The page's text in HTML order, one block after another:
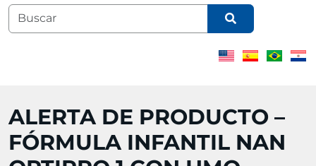
ALERTA DE PRODUCTO –
FÓRMULA INFANTIL NAN